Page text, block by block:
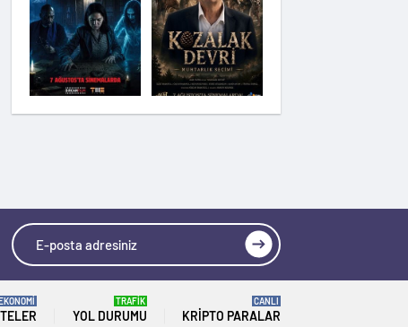
YOL DURUMU
TRAFİK
KRIPTO PARALAR
CANLI